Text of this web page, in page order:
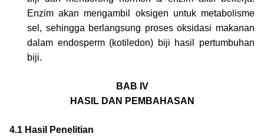
Enzim akan mengambil oksigen untuk metabolisme
sel, sehingga berlangsung proses oksidasi makanan
dalam endosperm (kotiledon) biji hasil pertumbuhan
biji.
BAB IV
HASIL DAN PEMBAHASAN
4.1 Hasil Penelitian